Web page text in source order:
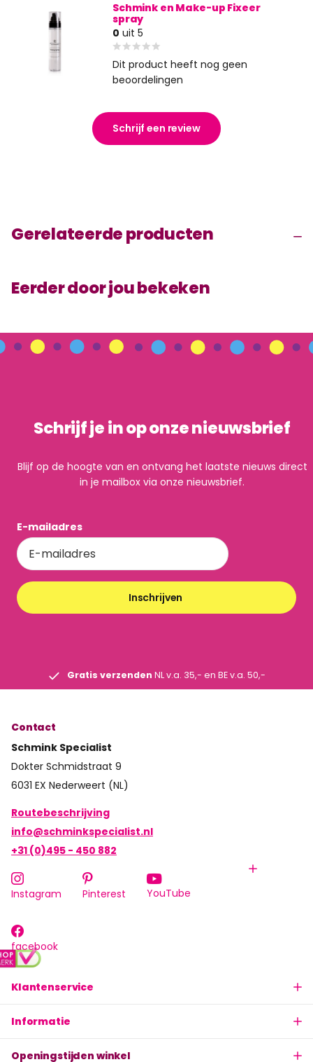
Schmink en Make-up Fixeer
spray
0 uit 5
Dit product heeft nog geen
beoordelingen
Schrijf een review
Gerelateerde producten
Eerder door jou bekeken
Schrijf je in op onze nieuwsbrief
Blijf op de hoogte van en ontvang het laatste nieuws direct
in je mailbox via onze nieuwsbrief.
E-mailadres
Inschrijven
Gratis verzenden NL v.a. 35,- en BE v.a. 50,-
Klantenservice
Informatie
Openingstijden winkel
Contact
Schmink Specialist
Dokter Schmidstraat 9
6031 EX Nederweert (NL)
Routebeschrijving
info@schminkspecialist.nl
+31 (0)495 - 450 882
Instagram Pinterest YouTube
facebook